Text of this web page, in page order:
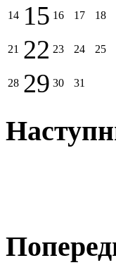
14 15 16 17 18
21 22 23 24 25
28 29 30 31